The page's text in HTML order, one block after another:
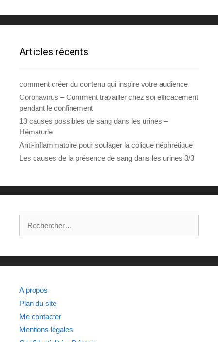
Articles récents
comment créer du contenu qui inspire votre audience
Coronavirus – Comment travailler chez soi efficacement
pendant le confinement
13 causes possibles de sang dans les urines –
Hématurie
Anti-inflammatoire pour soulager la colique néphrétique
Les causes de la présence de sang dans les urines 3/3
A propos
Plan du site
Me contacter
Mentions légales